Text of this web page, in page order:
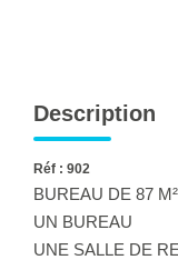
Description
Réf : 902
BUREAU DE 87
UN BUREAU
UNE SALLE DE